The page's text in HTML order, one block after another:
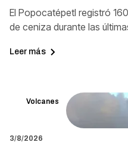
El Popocatépetl registró
de ceniza durante las
Leer más
Volcanes
3/8/2026